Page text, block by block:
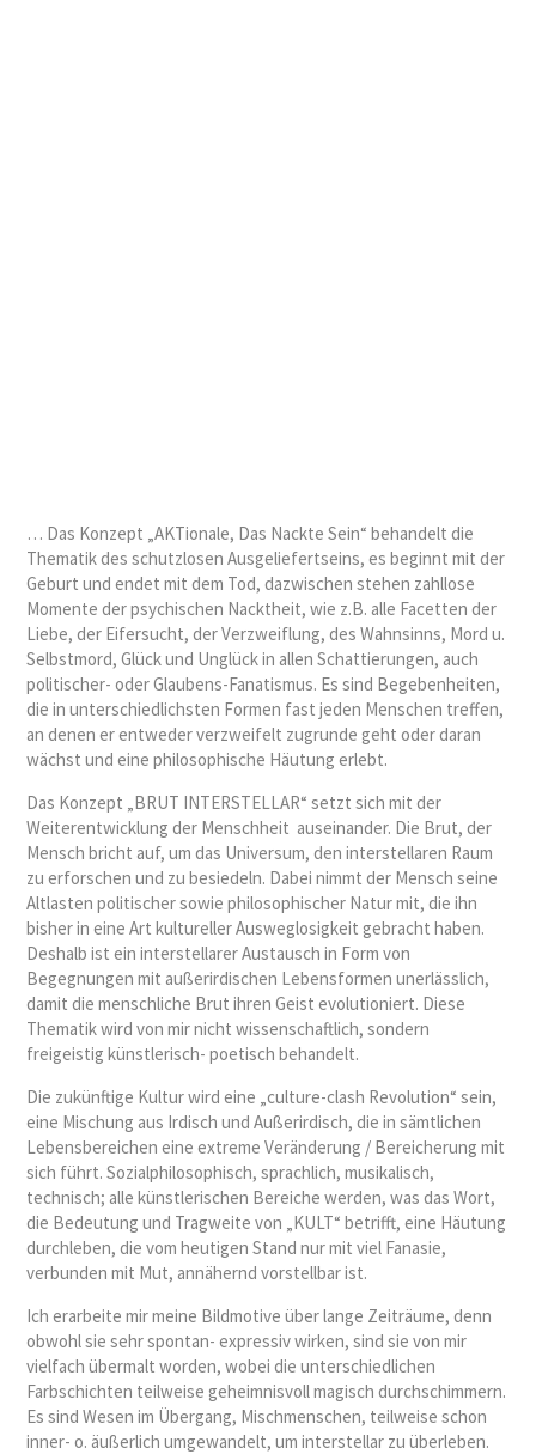
… Das Konzept „AKTionale, Das Nackte Sein“ behandelt die
Thematik des schutzlosen Ausgeliefertseins, es beginnt mit der
Geburt und endet mit dem Tod, dazwischen stehen zahllose
Momente der psychischen Nacktheit, wie z.B. alle Facetten der
Liebe, der Eifersucht, der Verzweiflung, des Wahnsinns, Mord u.
Selbstmord, Glück und Unglück in allen Schattierungen, auch
politischer- oder Glaubens-Fanatismus. Es sind Begebenheiten,
die in unterschiedlichsten Formen fast jeden Menschen treffen,
an denen er entweder verzweifelt zugrunde geht oder daran
wächst und eine philosophische Häutung erlebt.
Das Konzept „BRUT INTERSTELLAR“ setzt sich mit der
Weiterentwicklung der Menschheit auseinander. Die Brut, der
Mensch bricht auf, um das Universum, den interstellaren Raum
zu erforschen und zu besiedeln. Dabei nimmt der Mensch seine
Altlasten politischer sowie philosophischer Natur mit, die ihn
bisher in eine Art kultureller Ausweglosigkeit gebracht haben.
Deshalb ist ein interstellarer Austausch in Form von
Begegnungen mit außerirdischen Lebensformen unerlässlich,
damit die menschliche Brut ihren Geist evolutioniert. Diese
Thematik wird von mir nicht wissenschaftlich, sondern
freigeistig künstlerisch- poetisch behandelt.
Die zukünftige Kultur wird eine „culture-clash Revolution“ sein,
eine Mischung aus Irdisch und Außerirdisch, die in sämtlichen
Lebensbereichen eine extreme Veränderung / Bereicherung mit
sich führt. Sozialphilosophisch, sprachlich, musikalisch,
technisch; alle künstlerischen Bereiche werden, was das Wort,
die Bedeutung und Tragweite von „KULT“ betrifft, eine Häutung
durchleben, die vom heutigen Stand nur mit viel Fanasie,
verbunden mit Mut, annähernd vorstellbar ist.
Ich erarbeite mir meine Bildmotive über lange Zeiträume, denn
obwohl sie sehr spontan- expressiv wirken, sind sie von mir
vielfach übermalt worden, wobei die unterschiedlichen
Farbschichten teilweise geheimnisvoll magisch durchschimmern.
Es sind Wesen im Übergang, Mischmenschen, teilweise schon
inner- o. äußerlich umgewandelt, um interstellar zu überleben.